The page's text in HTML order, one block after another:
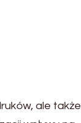
ale także